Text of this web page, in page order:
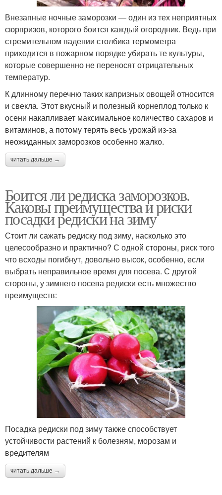
Внезапные ночные заморозки — один из тех неприятных
сюрпризов, которого боится каждый огородник. Ведь при
стремительном падении столбика термометра
приходится в пожарном порядке убирать те культуры,
которые совершенно не переносят отрицательных
температур.
К длинному перечню таких капризных овощей относится
и свекла. Этот вкусный и полезный корнеплод только к
осени накапливает максимальное количество сахаров и
витаминов, а потому терять весь урожай из-за
неожиданных заморозков особенно жалко.
читать дальше →
Боится ли редиска заморозков.
Каковы преимущества и риски
посадки редиски на зиму
Стоит ли сажать редиску под зиму, насколько это
целесообразно и практично? С одной стороны, риск того
что всходы погибнут, довольно высок, особенно, если
выбрать неправильное время для посева. С другой
стороны, у зимнего посева редиски есть множество
преимуществ:
Посадка редиски под зиму также способствует
устойчивости растений к болезням, морозам и
вредителям
читать дальше →